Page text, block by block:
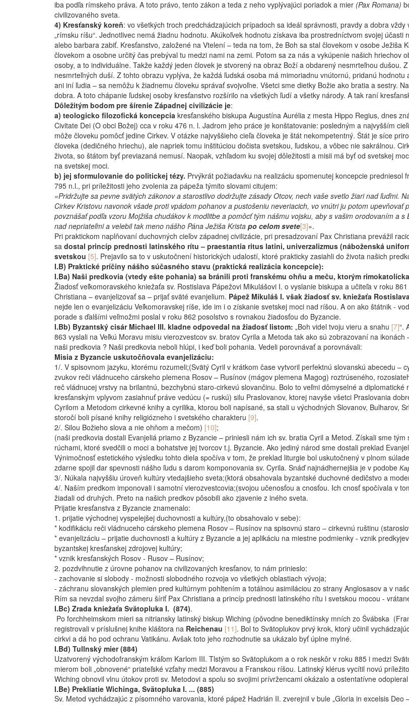
iba podľa rímskeho práva. A toto právo, tento zákon a teda z neho vyplývajúci poriadok a mier (Pax Romana)
civilizovaného sveta.
4) Kresťanský koreň: vo všetkých troch predchádzajúcich prípadoch sa ideál správnosti, pravdy a dobra vždy
„rímsku ríšu“. Jednotlivec nemá žiadnu hodnotu. Akúkoľvek hodnotu získava iba prostredníctvom svojej
alebo barbara zabiť. Kresťanstvo, založené na Vtelení – teda na tom, že Boh sa stal človekom v osobe Ježiša
človekom a osobne určitý čas prebýval tu medzi nami na zemi. Potom sa za nás a vykúpenie našich hriechov
osoby, a to individuálne. Takže každý jeden človek je stvorený na obraz Boží a obdarený nesmrteľnou dušou.
nesmrteľných duší. Z tohto obrazu vyplýva, že každá ľudská osoba má mimoriadnu vnútornú, pridanú
ani iní ľudia – sa nemôžu k žiadnemu človeku správať svojvoľne. Všetci sme dietky Božie ako bratia a sestry.
dobra. A toto chápanie ľudskej osoby kresťanstvo rozšírilo na všetkých ľudí a všetky národy. A tak raní
Dôležitým bodom pre šírenie Západnej civilizácie je:
a) teologicko filozofická koncepcia kresťanského biskupa Augustína Aurélia z mesta Hippo Regius, dnes
Civitate Dei (O obci Božej) cca v roku 476 n. l. Jadrom jeho práce je konštatovanie: posledným a najvyšším
môže človeku pomôcť jedine Cirkev. V otázke najvyššieho cieľa človeka je štát nekompetentný. Štát je síce
človeka (dedičného hriechu), ale napriek tomu inštitúciou dočista svetskou, ľudskou, a vôbec nie sakrálnou.
života, so štátom byť previazaná nemusí. Naopak, vzhľadom ku svojej dôležitosti a misii má byť od svetskej
na svetskej moci.
b) jej sformulovanie do politickej tézy. Prvýkrát požiadavku na realizáciu spomenutej koncepcie
795 n.l., pri príležitosti jeho zvolenia za pápeža týmito slovami citujem:
«Pridržujte sa pevne svätých zákonov a starostlivo dodržujte zásady Otcov, nech vaše svetlo žiari nad ľuďmi.
Cirkev Kristovu navonok všade proti vpádom pohanov a pustošeniu neveriacich, vo vnútri ju potom
povznášať podľa vzoru Mojžiša chudákov k modlitbe a pomôcť tým nášmu vojsku, aby s vašim orodovaním a
nad nepriateľmi a velebil tak meno nášho Pána Ježiša Krista po celom svete[3]».
Pri praktickom naplňovaní duchovných cieľov západnej civilizácie, pri presadzovaní Pax Christiana prevážil
sa dostal princíp prednosti latinského rítu – praestantia ritus latini, univerzalizmus (náboženská
svetskou [5]. Prejavilo sa to v uskutočnení historických udalostí, ktoré prakticky zasiahli do života našich
I.B) Praktické príčiny nášho súčasného stavu (praktická realizácia koncepcie):
I.Ba) Naši predkovia (vtedy ešte pohania) sa bránili proti franskému ohňu a meču, ktorým
Žiadosť veľkomoravského kniežaťa sv. Rostislava Pápežovi Mikulášovi I. o vyslanie biskupa a učiteľa v roku
Christiana – evanjelizovať sa – prijať sväté evanjelium. Pápež Mikuláš I. však žiadosť sv. kniežaťa
nejde len o evanjelizáciu Veľkomoravskej ríše, ide im i o získanie svetskej moci nad ríšou. A on ako štátnik -
porade s ďalšími veľmožmi poslal v roku 862 posolstvo s rovnakou žiadosťou do Byzancie.
I.Bb) Byzantský cisár Michael III. kladne odpovedal na žiadosť listom: „Boh videl tvoju vieru a snahu [7]“.
863 vyslali na Veľkú Moravu misiu vierozvestcov sv. bratov Cyrila a Metoda tak ako sú zobrazovaní na
naši predkovia ? Naši predkovia neboli hlúpi, i keď boli pohania. Vedeli porovnávať a porovnávali:
Misia z Byzancie uskutočňovala evanjelizáciu:
1/. V spisovnom jazyku, ktorému rozumeli;(Svätý Cyril v krátkom čase vytvoril perfektnú slovanskú abecedu –
zvukov reči vládnuceho cárskeho plemena Rosov – Rusínov (mágov plemena Magog) roztrúseného,
reč vládnucej vrstvy na brilantnú, bezchybnú staro-cirkevú slovančinu. Bolo to veľmi dômyselné a
kresťanským vplyvom zasiahnuť práve vedúcu (= ruskú) silu Praslovanov, ktorej navyše všetci Praslovania
Cyrilom a Metodom cirkevné knihy a cyrilika, ktorou boli napísané, sa stali u východných Slovanov, Bulharov,
storočí boli písané knihy religiózneho i svetského charakteru [9].
2/. Silou Božieho slova a nie ohňom a mečom) [10];
(naši predkovia dostali Evanjeliá priamo z Byzancie – priniesli nám ich sv. bratia Cyril a Metod. Získali sme
rúchami, ktoré svedčili o moci a bohatstve jej tvorcov t.j. Byzancie. Ako jediný národ sme dostali preklad
Výnimočnosť estetického výsledku tohto diela spočíva v tom, že preklad liturgie bol uskutočnený v plnom
zdarne spojil dar spevnosti nášho ľudu s darom komponovania sv. Cyrila. Snáď najnádhernejšia je v podobe
3/. Núkala najvyššiu úroveň kultúry vtedajšieho sveta;(ktorá obsahovala byzantské duchovné dedičstvo a
4/. Naším predkom imponovali i samotní vierozvestcovia;(svojou učenosťou a cnosťou. Ich cnosť spočívala v
žiadali od druhých. Preto na našich predkov pôsobili ako zjavenie z iného sveta.
Prijatie kresťanstva z Byzancie znamenalo:
1. prijatie východnej vyspelejšej duchovnosti a kultúry,(to obsahovalo v sebe):
* kodifikáciu reči vládnuceho cárskeho plemena Rosov – Rusínov na spisovnú staro – cirkevnú ruštinu
* evanjelizáciu – prijatie duchovnosti a kultúry z Byzancie a jej aplikáciu na miestne podmienky - vznik
byzantskej kresťanskej zdrojovej kultúry;
* vznik kresťanských Rosov - Rusov – Rusínov;
2. pozdvihnutie z úrovne pohanov na civilizovaných kresťanov, to nám prinieslo:
- zachovanie si slobody - možnosti slobodného rozvoja vo všetkých oblastiach vývoja;
- záchranu slovanských plemien pred kultúrnym pohltením a totálnou asimiláciou zo strany Anglosasov a v
Rím sa nevzdal svojho zámeru šíriť Pax Christiana a princíp prednosti latinského rítu i svetskou mocou -
I.Bc) Zrada kniežaťa Svätopluka I. (874).
Po forchheimskom mieri sa nitriansky latinský biskup Wiching (pôvodne benediktínsky mních zo Švábska
registrovali v príslušnej knihe kláštora na Reichenau [11]. Bol to Svätoplukov prvý krok, ktorý učinil
cirkvi a dá ho pod ochranu Vatikánu. Avšak toto jeho rozhodnutie sa ukázalo byť úplne mylné.
I.Bd) Tullnský mier (884)
Uzatvorený východofranským kráľom Karlom III. Tlstým so Svätoplukom a o rok neskôr v roku 885 i medzi
mierom boli „obnovené“ priateľské vzťahy medzi Moravou a Franskou ríšou. Latinský klérus vycítil novú
Wiching obnovil vlnu útokov proti sv. Metodovi a spolu so svojimi prívržencami okázalo a ostentatívne
I.Be) Prekliatie Wichinga, Svätopluka I. ... (885)
Sv. Metod vychádzajúc z písomného varovania, ktoré pápež Hadrián II. zverejnil v bule „Gloria in excelsis